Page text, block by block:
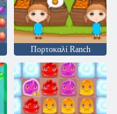
Πορτοκαλί Ranch